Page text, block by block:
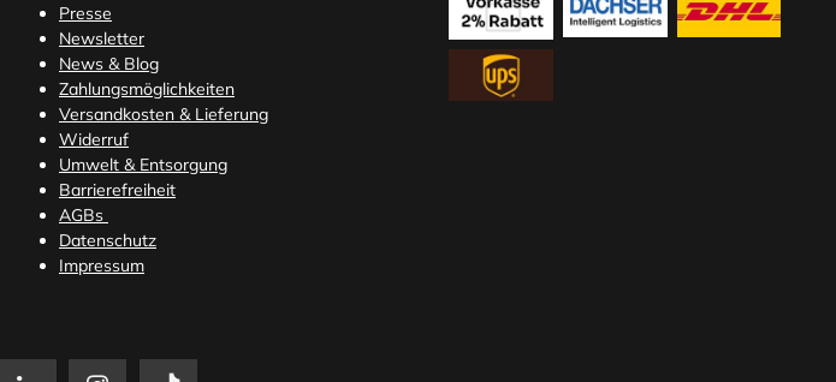
Presse
Newsletter
News & Blog
Zahlungsmöglichkeiten
Versandkosten & Lieferung
Widerruf
Umwelt & Entsorgung
Barrierefreiheit
AGBs
Datenschutz
Impressum